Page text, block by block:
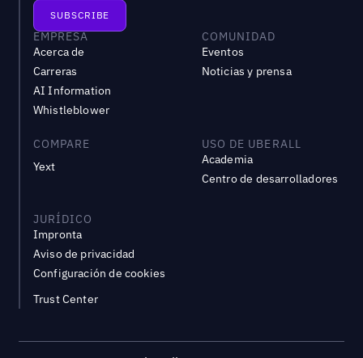
EMPRESA
Acerca de
Carreras
AI Information
Whistleblower
COMUNIDAD
Eventos
Noticias y prensa
COMPARE
Yext
USO DE UBERALL
Academia
Centro de desarrolladores
JURÍDICO
Impronta
Aviso de privacidad
Configuración de cookies
Trust Center